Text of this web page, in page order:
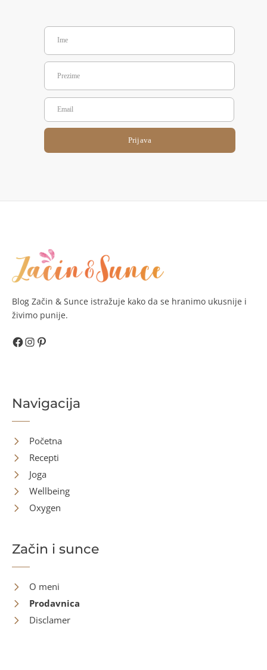
Prijava
Blog Začin & Sunce istražuje kako da se hranimo ukusnije i
živimo punije.
Facebook
Instagram
Pinterest
Navigacija
Početna
Recepti
Joga
Wellbeing
Oxygen
Začin i sunce
O meni
Prodavnica
Disclamer